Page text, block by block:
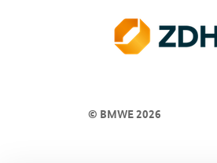
© BMWE 2026